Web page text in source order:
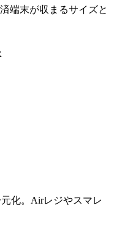
端末が収まるサイズと
化。Airレジやスマレ